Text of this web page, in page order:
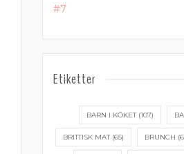
#7
Etiketter
BARN I KÖKET(107)
BRITTISK MAT(65) BRUNCH